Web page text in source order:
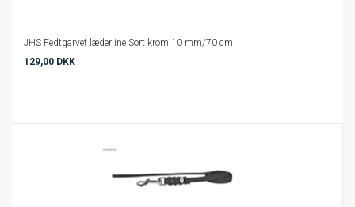
JHS Fedtgarvet læderline Sort krom 10 mm/70 cm
129,00 DKK